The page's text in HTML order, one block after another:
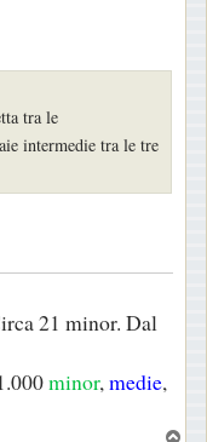
tra le
intermedie tra le tre
21 minor. Dal
minor, medie,